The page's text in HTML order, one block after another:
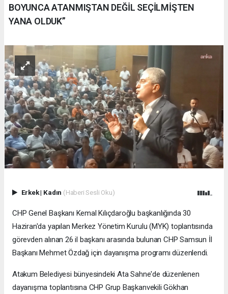
BOYUNCA ATANMIŞTAN DEĞİL SEÇİLMİŞTEN
YANA OLDUK”
Erkek| Kadın (Haberi Sesli Oku)
CHP Genel Başkanı Kemal Kılıçdaroğlu başkanlığında 30
Haziran'da yapılan Merkez Yönetim Kurulu (MYK) toplantısında
görevden alınan 26 il başkanı arasında bulunan CHP Samsun İl
Başkanı Mehmet Özdağ için dayanışma programı düzenlendi.
Atakum Belediyesi bünyesindeki Ata Sahne'de düzenlenen
dayanışma toplantısına CHP Grup Başkanvekili Gökhan